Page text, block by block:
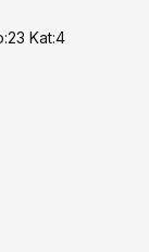
Kat:4